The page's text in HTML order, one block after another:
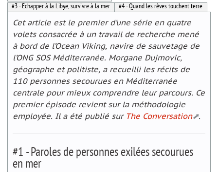
#3 - Échapper à la Libye, survivre à la mer
#4 - Quand les rêves touchent terre
Cet article est le premier d’une série en quatre
volets consacrée à un travail de recherche mené
à bord de l’Ocean Viking, navire de sauvetage de
l’ONG SOS Méditerranée. Morgane Dujmovic,
géographe et politiste, a recueilli les récits de
110 personnes secourues en Méditerranée
centrale pour mieux comprendre leur parcours. Ce
premier épisode revient sur la méthodologie
employée. Il a été publié sur The Conversation .
#1 - Paroles de personnes exilées secourues
en mer